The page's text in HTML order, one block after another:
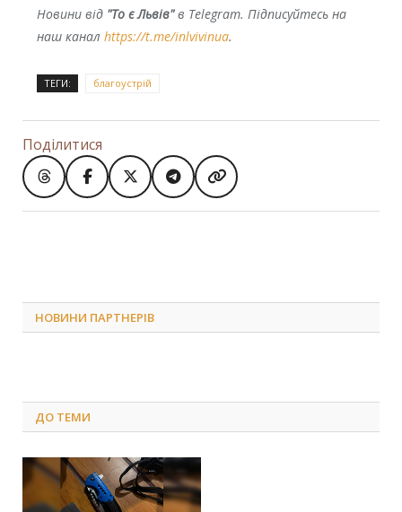
Новини від "То є Львів"в Telegram. Підписуйтесь на
наш канал https://t.me/inlvivinua.
ТЕГИ: благоустрій
Поділитися
НОВИНИ ПАРТНЕРІВ
ДО ТЕМИ